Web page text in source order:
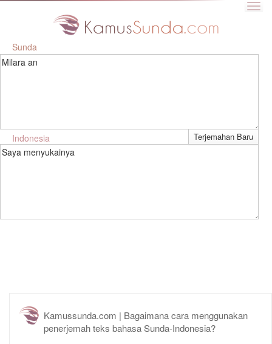
Sunda
Milara an
Indonesia
Saya menyukainya
Kamussunda.com | Bagaimana cara menggunakan
penerjemah teks bahasa Sunda-Indonesia?